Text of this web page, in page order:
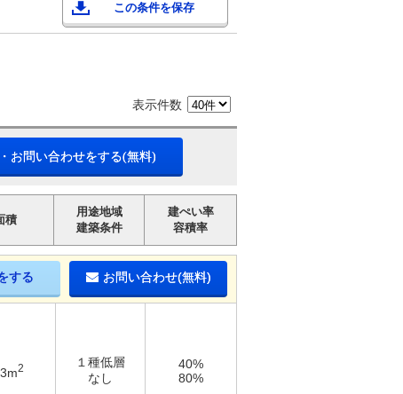
この条件を保存
表示件数
お問い合わせをする(無料)
積
用途地域
建築条件
建ぺい率
容積率
する お問い合わせ(無料)
2
１種低層
なし
40%
80%